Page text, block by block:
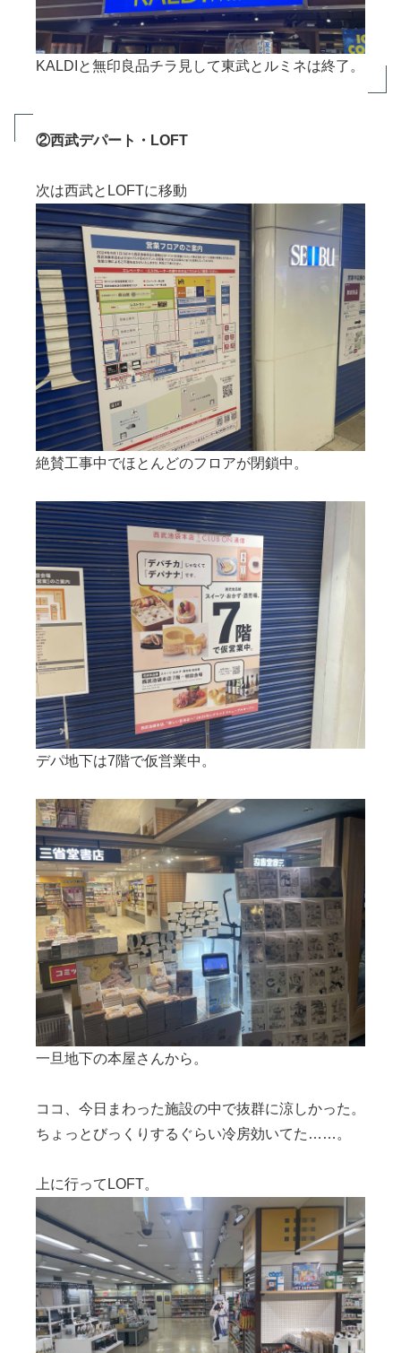
KALDIと無印良品チラ見して東武とルミネは終了。
②西武デパート・LOFT
次は西武とLOFTに移動
絶賛工事中でほとんどのフロアが閉鎖中。
デパ地下は7階で仮営業中。
一旦地下の本屋さんから。
ココ、今日まわった施設の中で抜群に涼しかった。
ちょっとびっくりするぐらい冷房効いてた……。
上に行ってLOFT。